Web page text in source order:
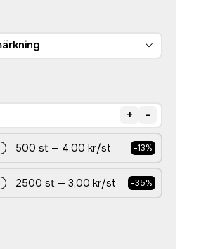
+ -
500 st — 4,00 kr/st -13%
2500 st —3,00 kr/st -35%